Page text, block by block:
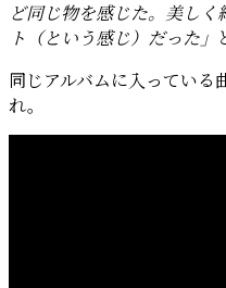
ど同じ物を感じた。美し
ト（という感じ）だった」
同じアルバムに入っている
れ。